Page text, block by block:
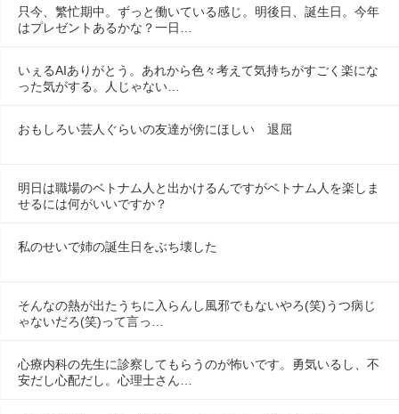
只今、繁忙期中。ずっと働いている感じ。明後日、誕生日。今年
はプレゼントあるかな？一日…
いぇるAIありがとう。あれから色々考えて気持ちがすごく楽にな
った気がする。人じゃない…
おもしろい芸人ぐらいの友達が傍にほしい　退屈
明日は職場のベトナム人と出かけるんですがベトナム人を楽しま
せるには何がいいですか？
私のせいで姉の誕生日をぶち壊した
そんなの熱が出たうちに入らんし風邪でもないやろ(笑)うつ病じ
ゃないだろ(笑)って言っ…
心療内科の先生に診察してもらうのが怖いです。勇気いるし、不
安だし心配だし。心理士さん…